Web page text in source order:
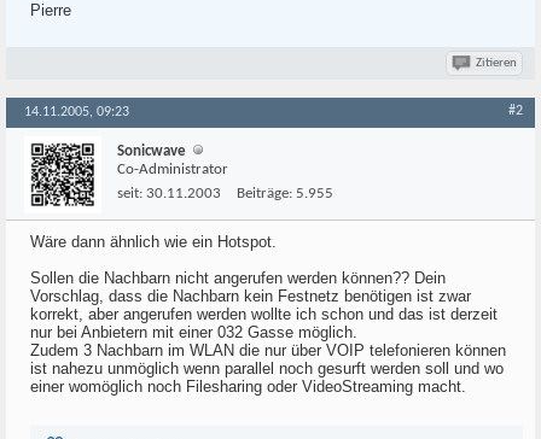
Pierre
Zitieren
14.11.2005, 09:23 #2
Sonicwave
Co-Administrator
seit: 30.11.2003 Beiträge: 5.955
Wäre dann ähnlich wie ein Hotspot.
Sollen die Nachbarn nicht angerufen werden können?? Dein
Vorschlag, dass die Nachbarn kein Festnetz benötigen ist zwar
korrekt, aber angerufen werden wollte ich schon und das ist derzeit
nur bei Anbietern mit einer 032 Gasse möglich.
Zudem 3 Nachbarn im WLAN die nur über VOIP telefonieren können
ist nahezu unmöglich wenn parallel noch gesurft werden soll und wo
einer womöglich noch Filesharing oder VideoStreaming macht.